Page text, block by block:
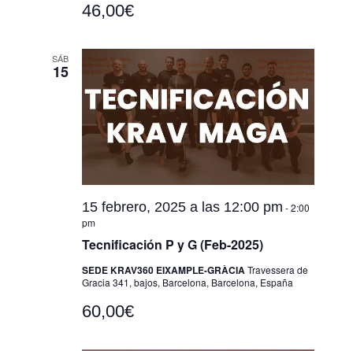
46,00€
SÁB
15
Tecnificación P y G (Feb-2025)
15 febrero, 2025 a las 12:00 pm -2:00
pm
SEDE KRAV360 EIXAMPLE-GRÀCIATravessera de
Gracia 341, bajos, Barcelona, Barcelona, España
60,00€